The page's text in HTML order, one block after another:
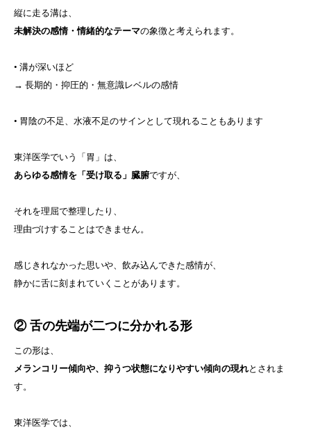
縦に走る溝は、
未解決の感情・情緒的なテーマの象徴と考えられます。
• 溝が深いほど
→ 長期的・抑圧的・無意識レベルの感情
• 胃陰の不足、水液不足のサインとして現れることもあります
東洋医学でいう「胃」は、
あらゆる感情を「受け取る」臓腑ですが、
それを理屈で整理したり、
理由づけすることはできません。
感じきれなかった思いや、飲み込んできた感情が、
静かに舌に刻まれていくことがあります。
②舌の先端が二つに分かれる形
この形は、
メランコリー傾向や、抑うつ状態になりやすい傾向の現れとされま
す。
東洋医学では、